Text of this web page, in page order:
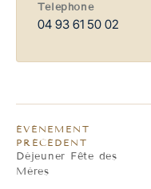
Téléphone
04 93 61 50 02
ÉVÈNEMENT
PRÉCÉDENT
Déjeuner Fête des
Mères